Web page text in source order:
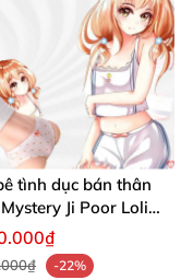
tình dục bán thân
Ji Poor Loli
siêu mềm mại
-22%